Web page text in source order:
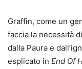
Graffin, come un
faccia la necessità
dalla Paura e
esplicato in End Of